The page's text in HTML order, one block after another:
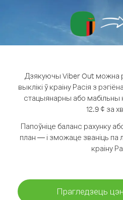
Дзякуючы Viber Out можна
выклікі ў краіну Расія з
стацыянарны або мабільны
12.9 ¢ за
Папоўніце баланс рахунку
план — і зможаце званіць па
краіну
Прагледзець